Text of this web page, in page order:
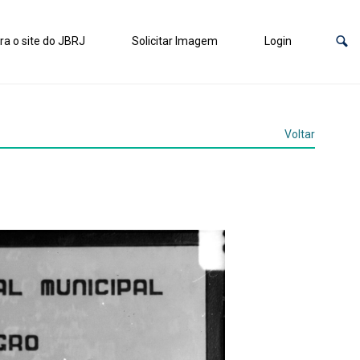
o site do JBRJ Solicitar Imagem Login
Voltar